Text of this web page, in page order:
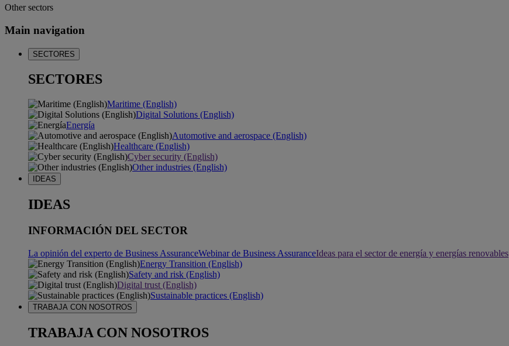
Other sectors
Main navigation
SECTORES
SECTORES
Maritime (English)
Digital Solutions (English)
Energía
Automotive and aerospace (English)
Healthcare (English)
Cyber security (English)
Other industries (English)
IDEAS
IDEAS
INFORMACIÓN DEL SECTOR
La opinión del experto de Business AssuranceWebinar de Business AssuranceIdeas para el sector de energía y energías renovables
Energy Transition (English)
Safety and risk (English)
Digital trust (English)
Sustainable practices (English)
TRABAJA CON NOSOTROS
TRABAJA CON NOSOTROS